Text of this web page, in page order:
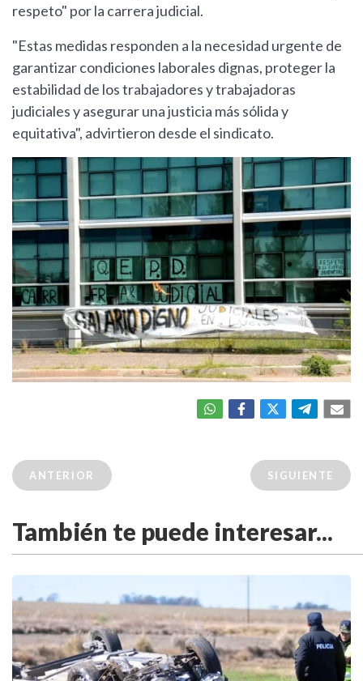
respeto" por la carrera judicial.
"Estas medidas responden a la necesidad urgente de
garantizar condiciones laborales dignas, proteger la
estabilidad de los trabajadores y trabajadoras
judiciales y asegurar una justicia más sólida y
equitativa", advirtieron desde el sindicato.
ANTERIOR SIGUIENTE
También te puede interesar...